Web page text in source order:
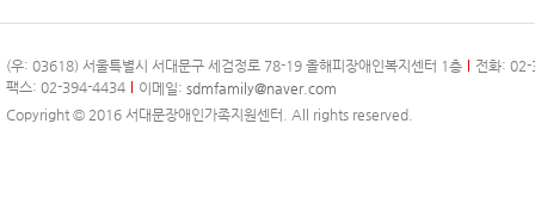
(우: 03618) 서울특별시 서대문구 세검정로 78-19 올해피장애인복지센터 1층
전화:
팩스: 02-394-4434
이메일: sdmfamily@naver.com
Copyright © 2016 서대문장애인가족지원센터. All rights reserved.